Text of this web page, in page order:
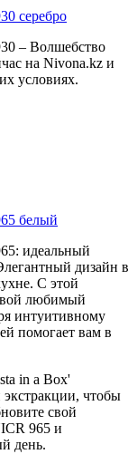
серебро
– Волшебство
на Nivona.kz и
условиях.
белый
идеальный
дизайн в
С этой
любимый
интуитивному
помогает вам в
in a Box'
экстракции, чтобы
свой
965 и
день.